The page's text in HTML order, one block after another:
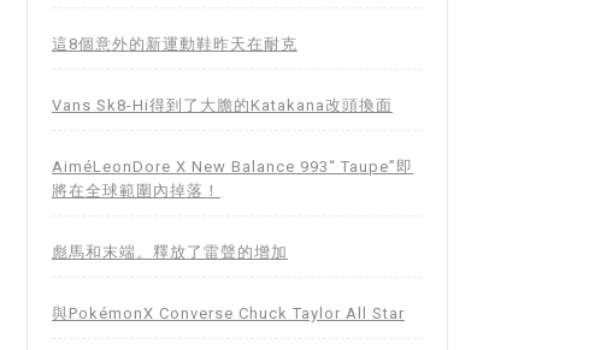
這8個意外的新運動鞋昨天在耐克
Vans Sk8-Hi得到了大膽的Katakana改頭換面
AiméLeonDore X New Balance 993“ Taupe”即
將在全球範圍內掉落！
彪馬和末端。釋放了雷聲的增加
與PokémonX Converse Chuck Taylor All Star